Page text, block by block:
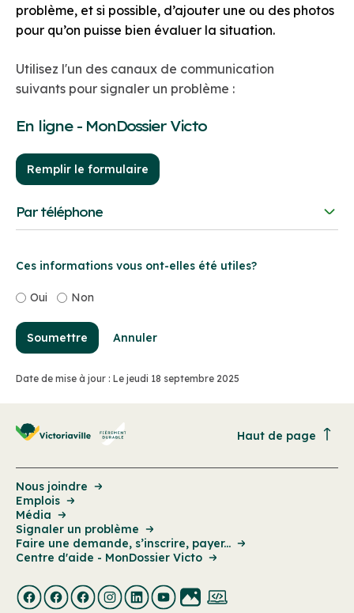
problème, et si possible, d’ajouter une ou des photos
pour qu’on puisse bien évaluer la situation.
Utilisez l'un des canaux de communication
suivants pour signaler un problème :
En ligne - MonDossier Victo
Remplir le formulaire
Par téléphone
Lundi au jeudi : 8 h 30 à 16 h 30
Vendredi : 8 h 30 à 15 h 30
Samedi et dimanche : Fermé
Ces informations vous ont-elles été utiles?
Oui Non
Soumettre Annuler
Date de mise à jour : Le jeudi 18 septembre 2025
Haut de page
Nous joindre
Emplois
Média
Signaler un problème
Faire une demande, s’inscrire, payer...
Centre d'aide - MonDossier Victo